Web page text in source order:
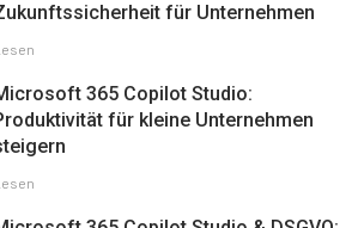
für Unternehmen
365 Copilot Studio:
für kleine Unternehmen